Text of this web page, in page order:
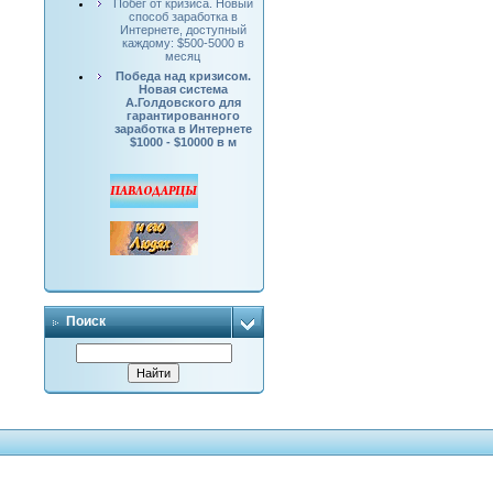
Побег от кризиса. Новый
способ заработка в
Интернете, доступный
каждому: $500-5000 в
месяц
Победа над кризисом.
Новая система
А.Голдовского для
гарантированного
заработка в Интернете
$1000 - $10000 в м
Поиск